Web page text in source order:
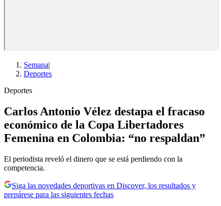
Semana|
Deportes
Deportes
Carlos Antonio Vélez destapa el fracaso
económico de la Copa Libertadores
Femenina en Colombia: “no respaldan”
El periodista reveló el dinero que se está perdiendo con la
competencia.
Siga las novedades deportivas en Discover, los resultados y
prepárese para las siguientes fechas